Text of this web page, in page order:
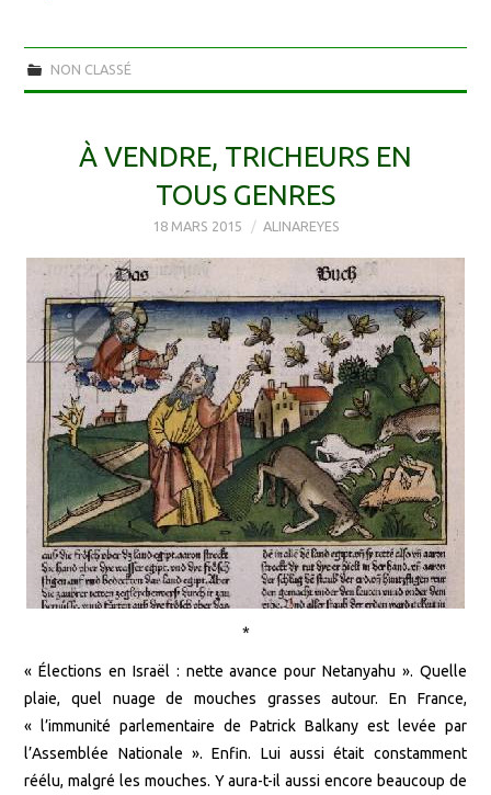
NON CLASSÉ
À VENDRE, TRICHEURS EN
TOUS GENRES
18 MARS 2015 ALINAREYES
*
« Élections en Israël : nette avance pour Netanyahu ». Quelle
plaie, quel nuage de mouches grasses autour. En France,
« l’immunité parlementaire de Patrick Balkany est levée par
l’Assemblée Nationale ». Enfin. Lui aussi était constamment
réélu, malgré les mouches. Y aura-t-il aussi encore beaucoup de